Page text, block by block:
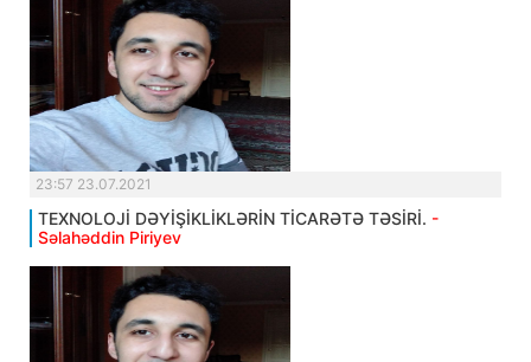
23:57 23.07.2021
TEXNOLOJİ DƏYİŞİKLİKLƏRİN TİCARƏTƏ TƏSİRİ. -
Səlahəddin Piriyev